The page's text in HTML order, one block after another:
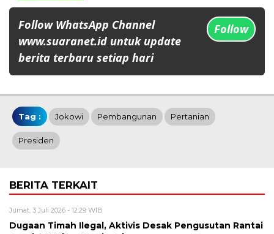
Follow WhatsApp Channel
www.suaranet.id untuk update
berita terbaru setiap hari
Follow
Tag : Jokowi Pembangunan Pertanian
Presiden
BERITA TERKAIT
Jumat, 3 Juli 2026 - 12:29 WIB
Dugaan Timah Ilegal, Aktivis Desak Pengusutan Rantai